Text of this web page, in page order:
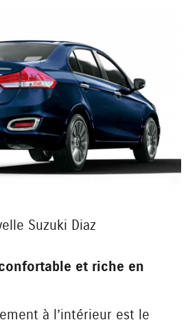
Suzuki Diaz
et riche en
à l’intérieur est le